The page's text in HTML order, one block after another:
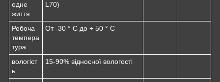
одне
життя
L70)
Робоча
темпера
тура
От -30 ° C до + 50 ° C
вологіст
ь
15-90% відносної вологості